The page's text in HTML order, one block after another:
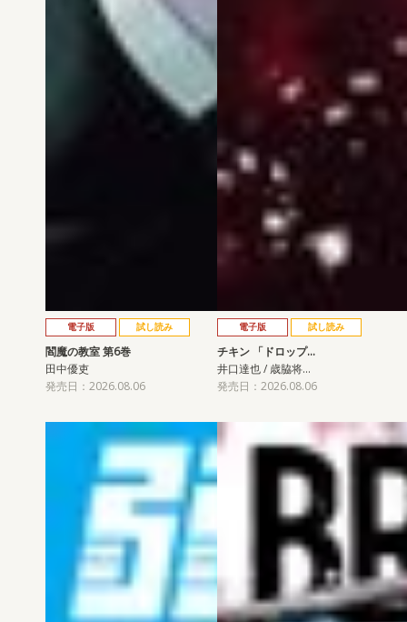
電子版 試し読み
閻魔の教室 第6巻
田中優吏
発売日：2026.08.06
電子版 試し読み
チキン 「ドロップ…
井口達也 / 歳脇将…
発売日：2026.08.06